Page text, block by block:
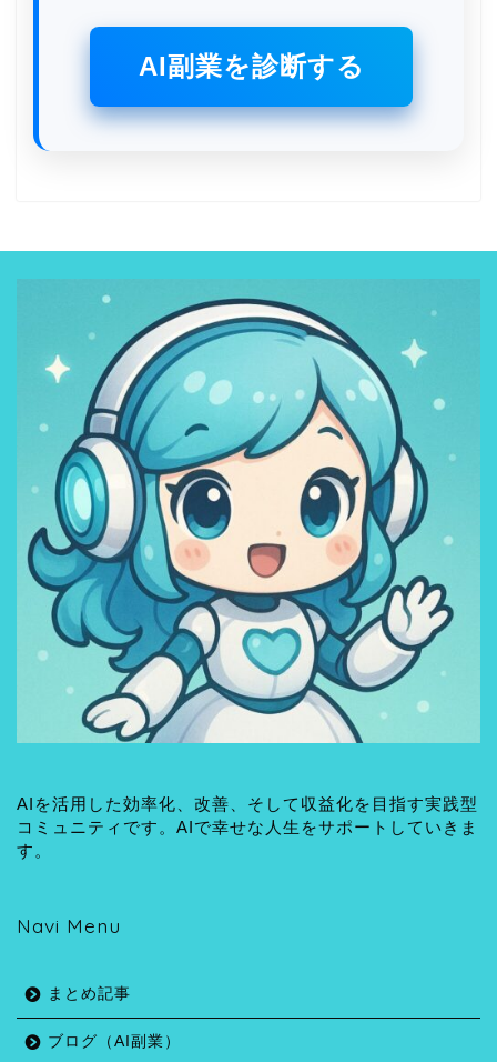
AI副業を診断する
AIを活用した効率化、改善、そして収益化を目指す実践型
コミュニティです。AIで幸せな人生をサポートしていきま
す。
Navi Menu
まとめ記事
ブログ（AI副業）